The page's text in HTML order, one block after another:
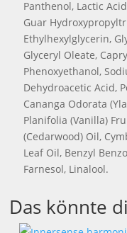
Panthenol, Lactic
Guar
Ethylhexylglycerin,
Glyceryl Oleate,
Phenoxyethanol,
Dehydroacetic Acid,
Cananga Odorata
Planifolia (Vanilla)
(Cedarwood) Oil,
Leaf Oil, Benzyl
Farnesol, Linalool.
Das könnte